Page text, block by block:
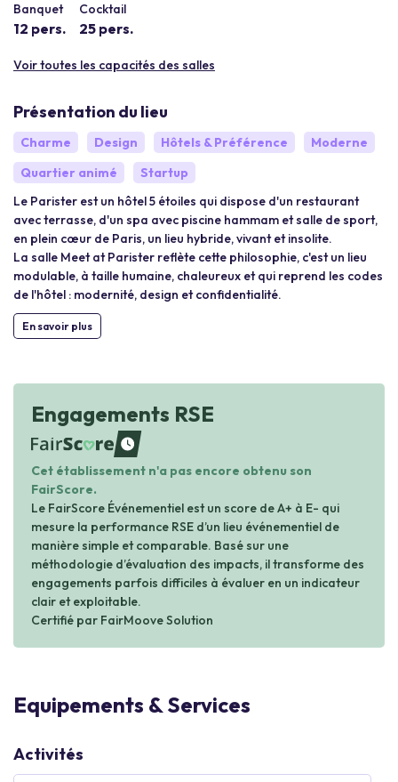
Banquet
12 pers.
Cocktail
25 pers.
Voir toutes les capacités des salles
Présentation du lieu
Charme Design Hôtels & Préférence
Moderne
Quartier animé
Startup
Le Parister est un hôtel 5 étoiles qui dispose d'un restaurant
avec terrasse, d'un spa avec piscine hammam et salle de sport,
en plein cœur de Paris, un lieu hybride, vivant et insolite.
La salle Meet at Parister reflète cette philosophie, c'est un lieu
modulable, à taille humaine, chaleureux et qui reprend les codes
de l'hôtel : modernité, design et confidentialité.
En savoir plus
Engagements RSE
waiting
Cet établissement n'a pas encore obtenu son
FairScore.
Le FairScore Événementiel est un score de A+ à E- qui
mesure la performance RSE d’un lieu événementiel de
manière simple et comparable. Basé sur une
méthodologie d’évaluation des impacts, il transforme des
engagements parfois difficiles à évaluer en un indicateur
clair et exploitable.
Certifié par FairMoove Solution
Equipements & Services
Activités